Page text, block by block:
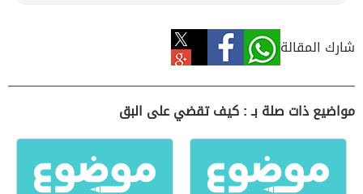
شارك المقالة
مواضيع ذات صلة بـ : كيف تقضي على البق